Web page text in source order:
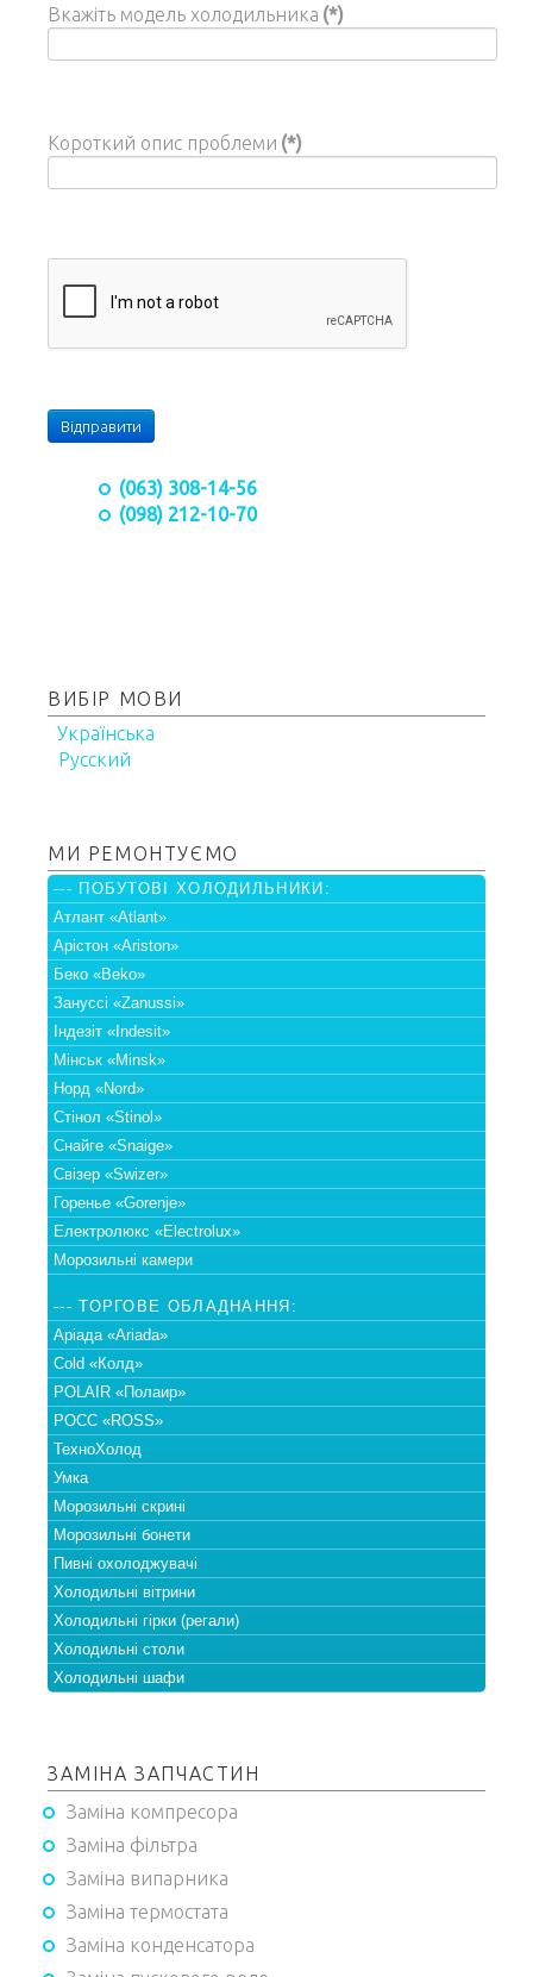
Вкажіть модель холодильника (*)
Короткий опис проблеми (*)
Відправити
(063) 308-14-56
(098) 212-10-70
ВИБІР МОВИ
Українська
Русский
МИ РЕМОНТУЄМО
--- ПОБУТОВІ ХОЛОДИЛЬНИКИ:
Атлант «Atlant»
Арістон «Ariston»
Беко «Beko»
Зануссі «Zanussi»
Індезіт «Indesit»
Мінськ «Minsk»
Норд «Nord»
Стінол «Stinol»
Снайге «Snaige»
Свізер «Swizer»
Горенье «Gorenje»
Електролюкс «Electrolux»
Морозильні камери
--- ТОРГОВЕ ОБЛАДНАННЯ:
Аріада «Ariada»
Cold «Колд»
POLAIR «Полаир»
РОСС «ROSS»
ТехноХолод
Умка
Морозильні скрині
Морозильні бонети
Пивні охолоджувачі
Холодильні вітрини
Холодильні гірки (регали)
Холодильні столи
Холодильні шафи
ЗАМІНА ЗАПЧАСТИН
Заміна компресора
Заміна фільтра
Заміна випарника
Заміна термостата
Заміна конденсатора